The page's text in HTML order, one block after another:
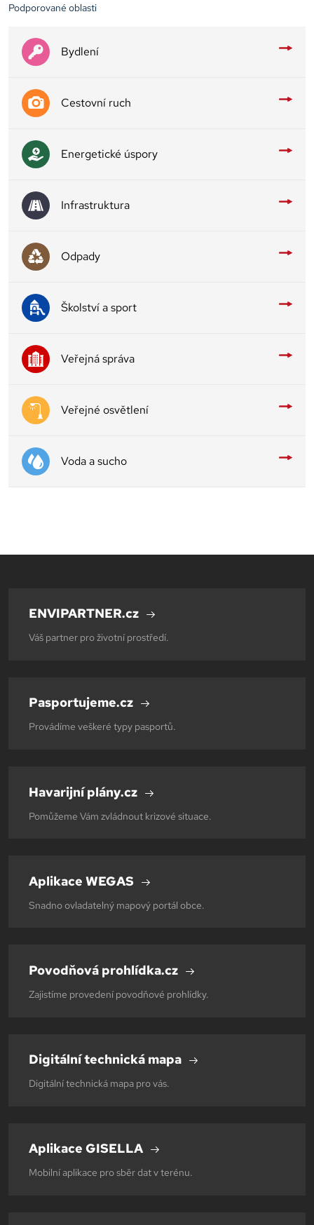
Podporované oblasti
Bydlení
Cestovní ruch
Energetické úspory
Infrastruktura
Odpady
Školství a sport
Veřejná správa
Veřejné osvětlení
Voda a sucho
ENVIPARTNER.cz
Váš partner pro životní prostředí.
Pasportujeme.cz
Provádíme veškeré typy pasportů.
Havarijní plány.cz
Pomůžeme Vám zvládnout krizové situace.
Aplikace WEGAS
Snadno ovladatelný mapový portál obce.
Povodňová prohlídka.cz
Zajistíme provedení povodňové prohlídky.
Digitální technická mapa
Digitální technická mapa pro vás.
Aplikace GISELLA
Mobilní aplikace pro sběr dat v terénu.